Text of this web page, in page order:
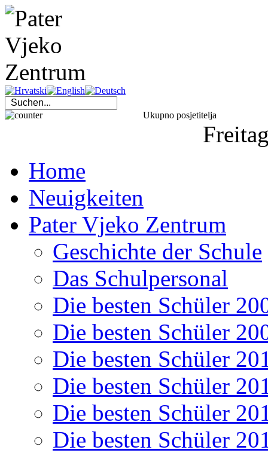
Ukupno posjetitelja
Home
Neuigkeiten
Pater Vjeko Zentrum
Geschichte der Schule
Das Schulpersonal
Die besten Schüler
Die besten Schüler
Die besten Schüler
Die besten Schüler
Die besten Schüler
Die besten Schüler